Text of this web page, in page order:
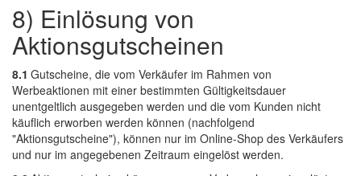
8) Einlösung von
Aktionsgutscheinen
8.1 Gutscheine, die vom Verkäufer im Rahmen von
Werbeaktionen mit einer bestimmten Gültigkeitsdauer
unentgeltlich ausgegeben werden und die vom Kunden nicht
käuflich erworben werden können (nachfolgend
"Aktionsgutscheine"), können nur im Online-Shop des Verkäufers
und nur im angegebenen Zeitraum eingelöst werden.